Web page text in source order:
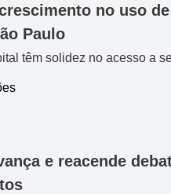
no uso
Paulo
têm solidez no acesso a
e reacende